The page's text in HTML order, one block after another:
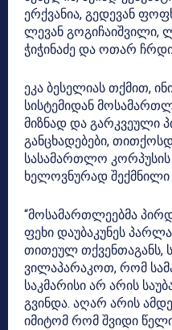
ერქვანია, გედევან
ლევან გოგიჩაიშვილი,
ჭიჭინაძე და ოთარ
ეკა ბესელიას თქმით,
სისტემიდან
მიზნად და გარკვეული
განცხადებები,
სასამართლო კორპუსის
ხელოვნურად შექმნილი
“მოსამართლეებმა
ფეხი დაუბაკუნეს
თითეულ თქვენთაგანს,
ვილაპარაკოთ, რომ
საკმარისი არ არის
გვინდა. აღარ არის
იმიტომ რომ შვიდი